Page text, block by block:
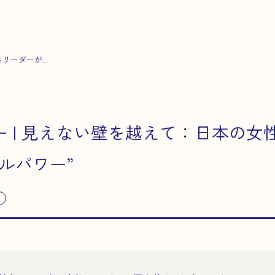
ーダーが...
| 見えない壁を越えて：日本の女
パワー”